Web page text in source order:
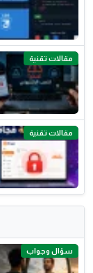
مقالات تقنية
مقالات تقنية
سؤال وجواب